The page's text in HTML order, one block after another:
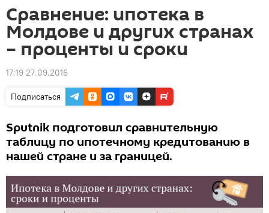
Сравнение: ипотека в
Молдове и других странах
– проценты и сроки
17:19 27.09.2016
Подписаться
Sputnik подготовил сравнительную
таблицу по ипотечному кредитованию в
нашей стране и за границей.